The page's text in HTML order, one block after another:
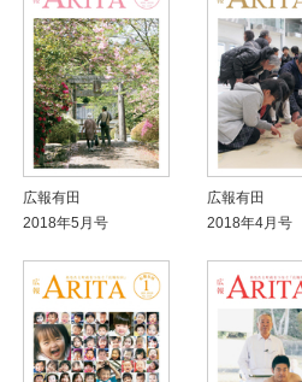
広報有田
2018年5月号
広報有田
2018年4月号